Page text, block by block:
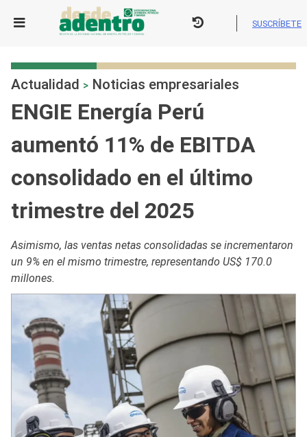
SUSCRÍBETE
Actualidad > Noticias empresariales
ENGIE Energía Perú
aumentó 11% de EBITDA
consolidado en el último
trimestre del 2025
Asimismo, las ventas netas consolidadas se incrementaron
un 9% en el mismo trimestre, representando US$ 170.0
millones.